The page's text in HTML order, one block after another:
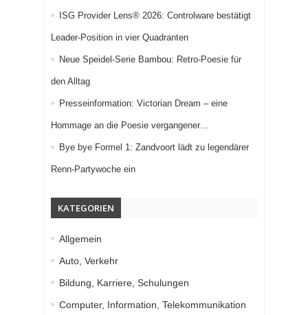
ISG Provider Lens® 2026: Controlware bestätigt
Leader-Position in vier Quadranten
Neue Speidel-Serie Bambou: Retro-Poesie für
den Alltag
Presseinformation: Victorian Dream – eine
Hommage an die Poesie vergangener…
Bye bye Formel 1: Zandvoort lädt zu legendärer
Renn-Partywoche ein
KATEGORIEN
Allgemein
Auto, Verkehr
Bildung, Karriere, Schulungen
Computer, Information, Telekommunikation